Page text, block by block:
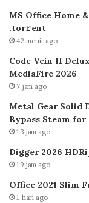
MS Office Home
.tоr𝚛еnt
42 menit ago
Code Vein II
MediaFire 2026
7 jam ago
Metal Gear Solid
Bypass Steam for
13 jam ago
Digger 2026
19 jam ago
Office 2021 Slim
1 hari ago